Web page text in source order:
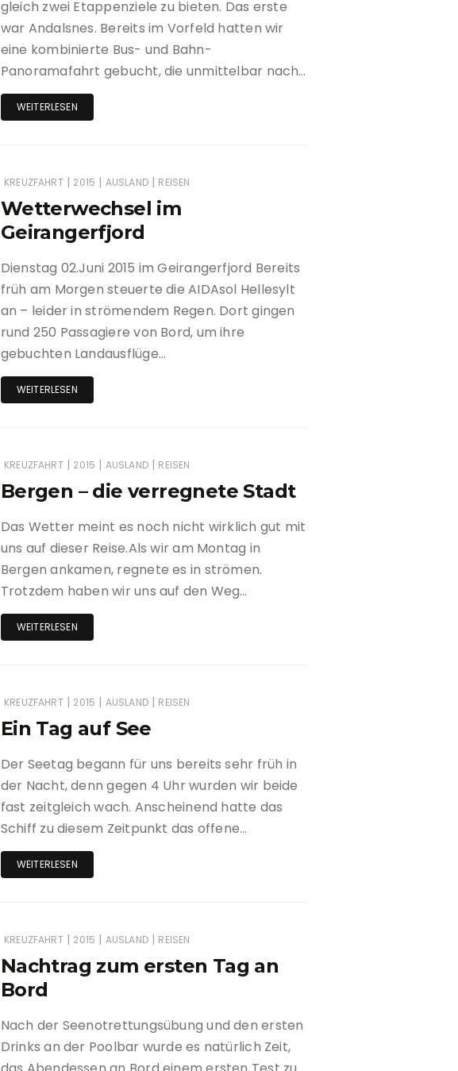
gleich zwei Etappenziele zu bieten. Das erste
war Andalsnes. Bereits im Vorfeld hatten wir
eine kombinierte Bus- und Bahn-
Panoramafahrt gebucht, die unmittelbar nach…
WEITERLESEN
KREUZFAHRT | 2015 | AUSLAND | REISEN
Wetterwechsel im
Geirangerfjord
Dienstag 02.Juni 2015 im Geirangerfjord Bereits
früh am Morgen steuerte die AIDAsol Hellesylt
an – leider in strömendem Regen. Dort gingen
rund 250 Passagiere von Bord, um ihre
gebuchten Landausflüge…
WEITERLESEN
KREUZFAHRT | 2015 | AUSLAND | REISEN
Bergen – die verregnete Stadt
Das Wetter meint es noch nicht wirklich gut mit
uns auf dieser Reise.Als wir am Montag in
Bergen ankamen, regnete es in strömen.
Trotzdem haben wir uns auf den Weg…
WEITERLESEN
KREUZFAHRT | 2015 | AUSLAND | REISEN
Ein Tag auf See
Der Seetag begann für uns bereits sehr früh in
der Nacht, denn gegen 4 Uhr wurden wir beide
fast zeitgleich wach. Anscheinend hatte das
Schiff zu diesem Zeitpunkt das offene…
WEITERLESEN
KREUZFAHRT | 2015 | AUSLAND | REISEN
Nachtrag zum ersten Tag an
Bord
Nach der Seenotrettungsübung und den ersten
Drinks an der Poolbar wurde es natürlich Zeit,